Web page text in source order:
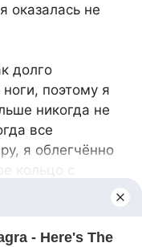
оказалась не
долго
поэтому я
никогда не
все
я облегчённо
кольцо с
смотрела
в